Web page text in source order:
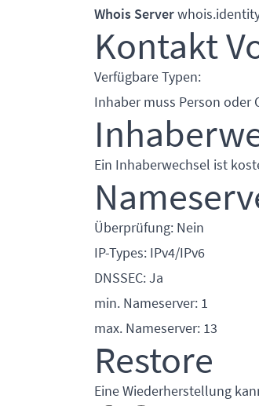
Whois Server
Kontakt
Verfügbare Typen:
Inhaber muss Person oder
Ein Inhaberwechsel ist
Überprüfung: Nein
IP-Types: IPv4/IPv6
DNSSEC: Ja
min. Nameserver: 1
max. Nameserver: 13
Restore
Eine Wiederherstellung